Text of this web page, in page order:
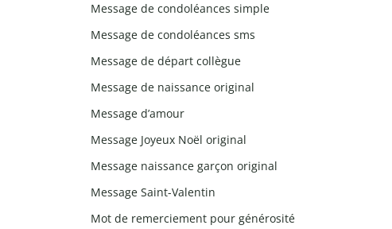
Message de condoléances simple
Message de condoléances sms
Message de départ collègue
Message de naissance original
Message d’amour
Message Joyeux Noël original
Message naissance garçon original
Message Saint-Valentin
Mot de remerciement pour générosité